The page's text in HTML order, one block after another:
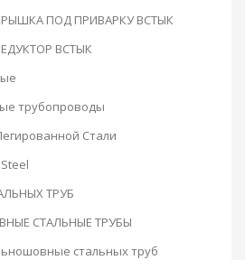
ПОД ПРИВАРКУ ВСТЫК
ВСТЫК
трубопроводы
Стали
ТРУБ
СТАЛЬНЫЕ ТРУБЫ
стальных труб